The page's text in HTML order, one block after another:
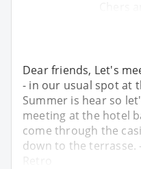
Dear friends, Let's
- in our usual spot at
Summer is hear so
meeting at the hotel
come through the
down to the terrasse.
Retro